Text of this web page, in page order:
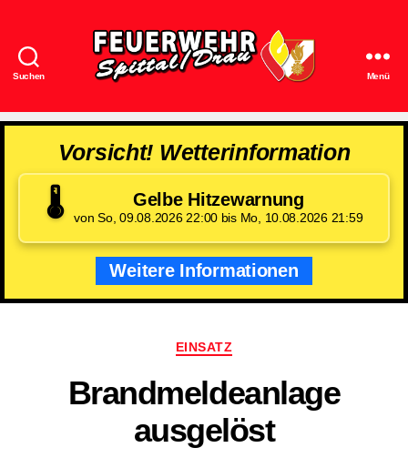
Suchen
Spittal/Drau
Menü
Vorsicht! Wetterinformation
🌡️ Gelbe Hitzewarnung
von So, 09.08.2026 22:00 bis Mo, 10.08.2026 21:59
Weitere Informationen
Kategorien
EINSATZ
Brandmeldeanlage
ausgelöst